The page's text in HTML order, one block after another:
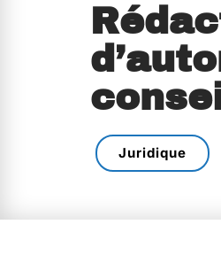
Juridique